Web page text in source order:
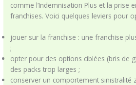
comme l’Indemnisation Plus et la prise
franchises. Voici quelques leviers pour
jouer sur la franchise : une franchise
;
opter pour des options ciblées (bris de
des packs trop larges ;
conserver un comportement sinistralité